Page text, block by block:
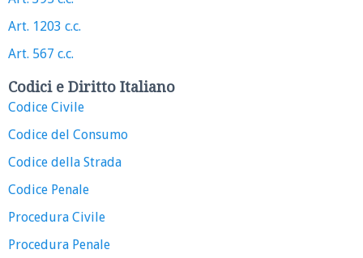
Art. 1203 c.c.
Art. 567 c.c.
Codici e Diritto Italiano
Codice Civile
Codice del Consumo
Codice della Strada
Codice Penale
Procedura Civile
Procedura Penale